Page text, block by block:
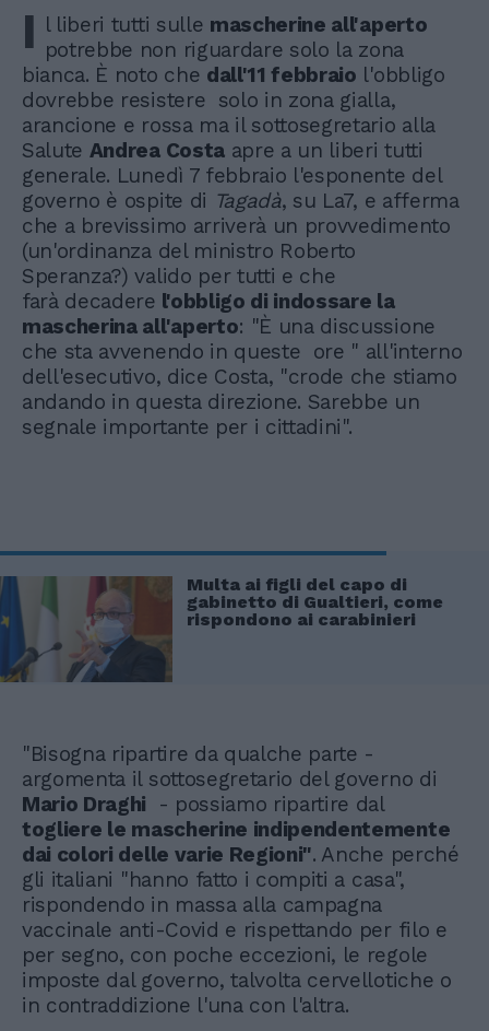
I l liberi tutti sulle mascherine all'aperto
potrebbe non riguardare solo la zona
bianca. È noto che dall'11 febbraio l'obbligo
dovrebbe resistere solo in zona gialla,
arancione e rossa ma il sottosegretario alla
Salute Andrea Costaapre a un liberi tutti
generale. Lunedì 7 febbraio l'esponente del
governo è ospite di Tagadà, su La7, e afferma
che a brevissimo arriverà un provvedimento
(un'ordinanza del ministro Roberto
Speranza?) valido per tutti e che
farà decadere l'obbligo di indossare la
mascherina all'aperto: "È una discussione
che sta avvenendo in queste ore " all'interno
dell'esecutivo, dice Costa, "crode che stiamo
andando in questa direzione. Sarebbe un
segnale importante per i cittadini".
Multa ai figli del capo di
gabinetto di Gualtieri, come
rispondono ai carabinieri
"Bisogna ripartire da qualche parte -
argomenta il sottosegretario del governo di
Mario Draghi
- possiamo ripartire dal
togliere le mascherine indipendentemente
dai colori delle varie Regioni". Anche perché
gli italiani "hanno fatto i compiti a casa",
rispondendo in massa alla campagna
vaccinale anti-Covid e rispettando per filo e
per segno, con poche eccezioni, le regole
imposte dal governo, talvolta cervellotiche o
in contraddizione l'una con l'altra.